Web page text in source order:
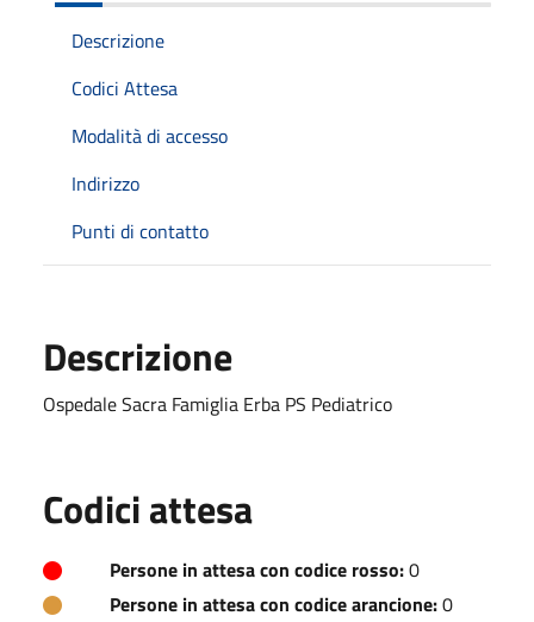
Descrizione
Codici Attesa
Modalità di accesso
Indirizzo
Punti di contatto
Descrizione
Ospedale Sacra Famiglia Erba PS Pediatrico
Codici attesa
Persone in attesa con codice rosso:0
Persone in attesa con codice arancione:0